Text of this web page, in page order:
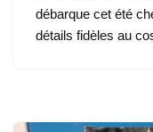
débarque cet été
détails fidèles au